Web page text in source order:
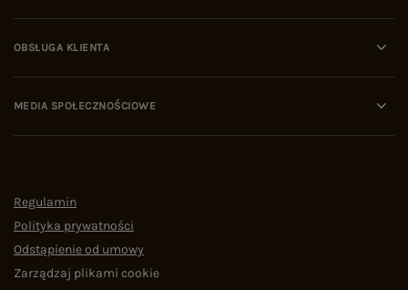
OBSŁUGA KLIENTA
MEDIA SPOŁECZNOŚCIOWE
Regulamin
Polityka prywatności
Odstąpienie od umowy
Zarządzaj plikami cookie